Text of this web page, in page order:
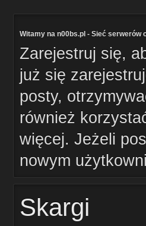
Witamy na n00bs.pl - Sieć serwerów
Zarejestruj się,
już się
posty,
również
więcej. Jeżeli
nowym
Skargi